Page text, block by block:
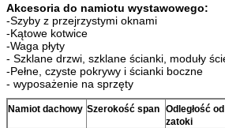
Akcesoria do namiotu wystawowego:
-Szyby z przejrzystymi oknami
-Kątowe kotwice
-Waga płyty
- Szklane drzwi, szklane ścianki, moduły
-Pełne, czyste pokrywy i ścianki boczne
- wyposażenie na sprzęty
Namiot dachowy Szerokość span Odległość od
zatoki